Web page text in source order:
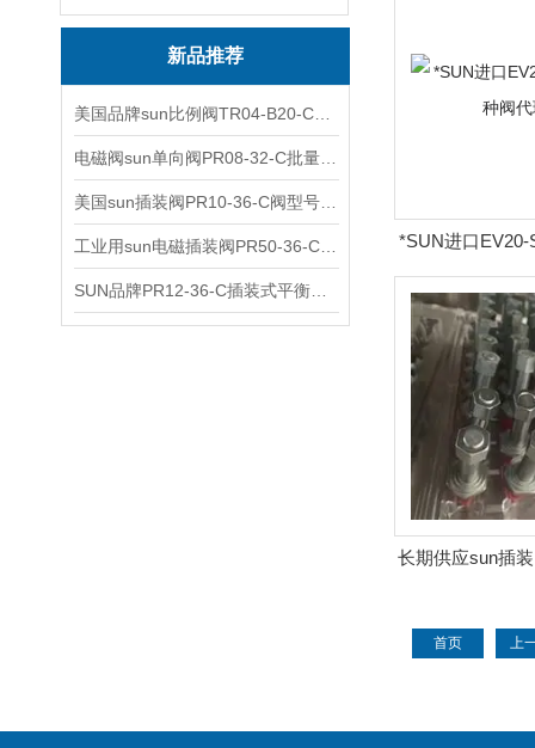
新品推荐
*SUN进口EV20-
代
长期供应sun插
首页 上